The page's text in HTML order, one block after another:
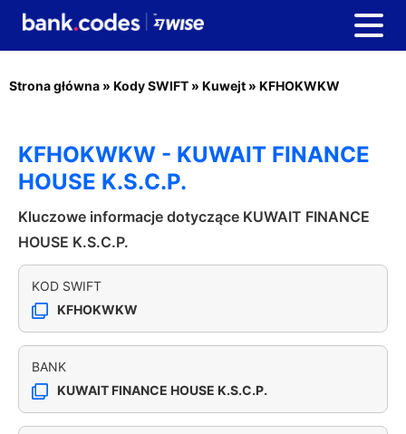
Strona główna » Kody SWIFT » Kuwejt » KFHOKWKW
KFHOKWKW - KUWAIT FINANCE
HOUSE K.S.C.P.
Kluczowe informacje dotyczące KUWAIT FINANCE
HOUSE K.S.C.P.
KOD SWIFT
KFHOKWKW
BANK
KUWAIT FINANCE HOUSE K.S.C.P.